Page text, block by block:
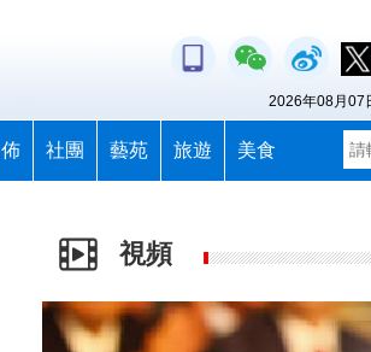
社團 藝苑 旅遊 美食
2026年08月
視頻